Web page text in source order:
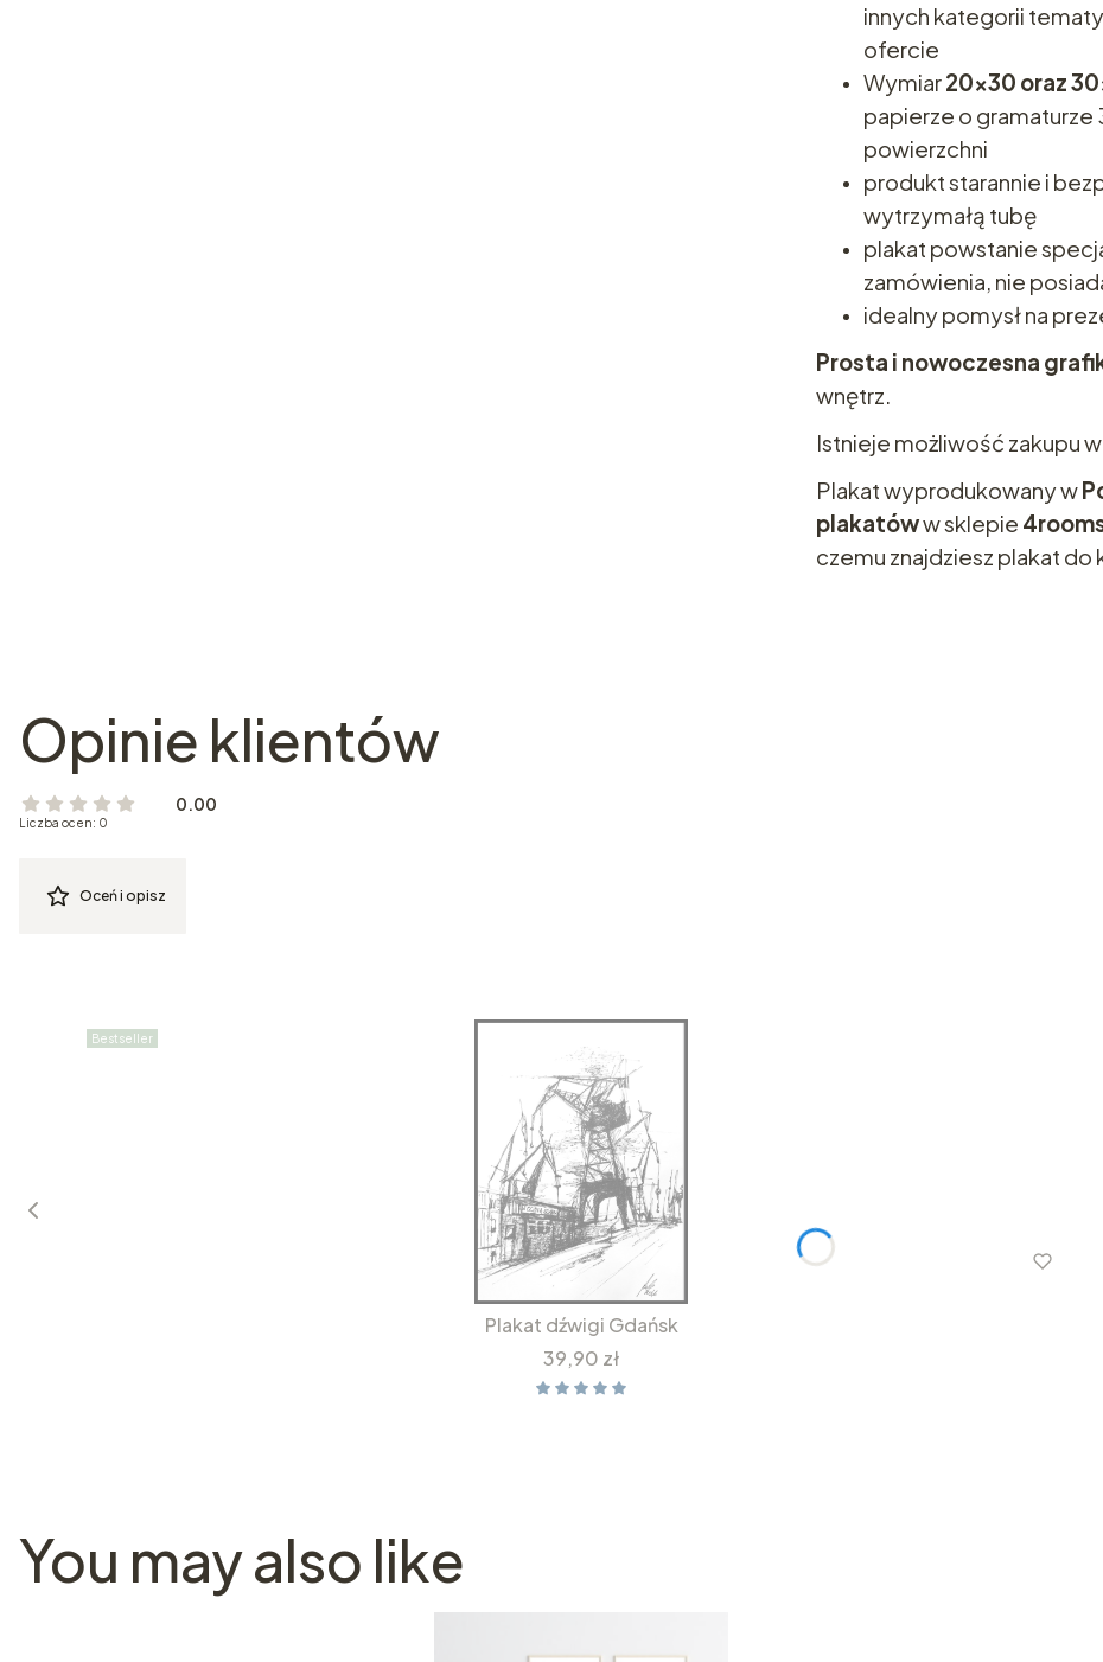
innych kategorii
ofercie
Wymiar20x30 oraz
papierze o
powierzchni
produkt starannie i
wytrzymałą tubę
plakat powstanie
zamówienia, nie
idealny pomysł na
Prosta i nowoczesna
wnętrz.
Istnieje możliwość zakupu
Plakat wyprodukowany w
plakatóww sklepie
czemu znajdziesz plakat do
Opinie klientów
0.00
Liczba ocen: 0
Oceń i opisz
Bestseller
Plakat dźwigi Gdańsk
Cena
39,90 zł
You may also like